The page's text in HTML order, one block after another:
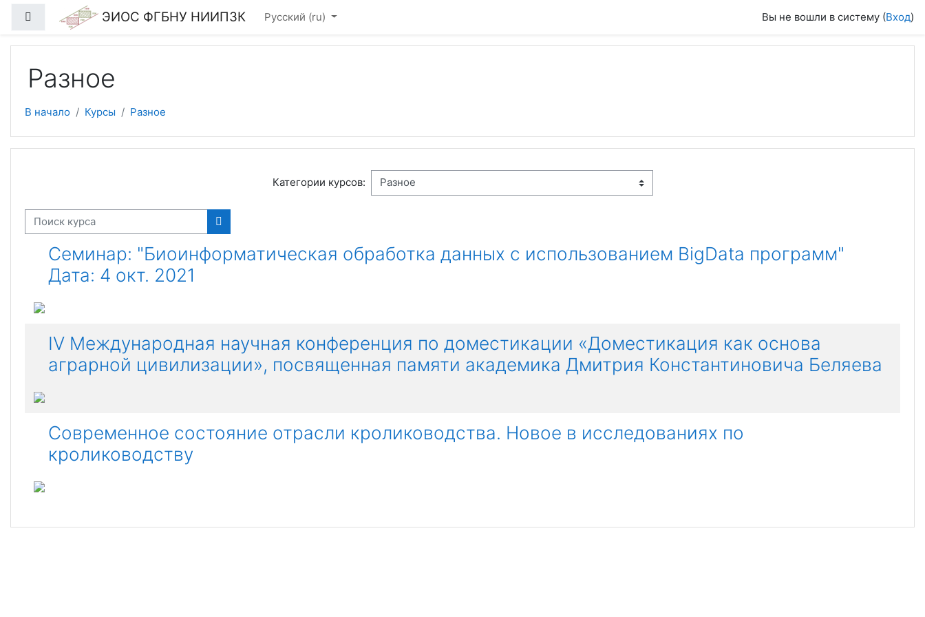
Перейти к основному содержанию
Боковая панельЭИОС ФГБНУ НИИПЗК Русский ‎(ru)‎ Вы не вошли в систему (Вход)
Разное
В начало Курсы Разное
Категории курсов:
Поиск курса
Поиск курса
Семинар: "Биоинформатическая обработка данных с использованием BigData программ"
Дата: 4 окт. 2021
IV Международная научная конференция по доместикации «Доместикация как основа
аграрной цивилизации», посвященная памяти академика Дмитрия Константиновича Беляева
Современное состояние отрасли кролиководства. Новое в исследованиях по
кролиководству